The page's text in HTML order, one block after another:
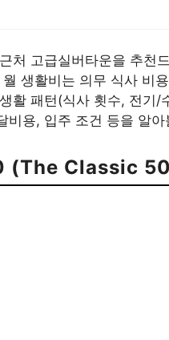
처 고급실버타운을 추천
생활비는 의무 식사 비
활 패턴(식사 횟수, 전기
비용, 입주 조건 등을 알아
(The Classic